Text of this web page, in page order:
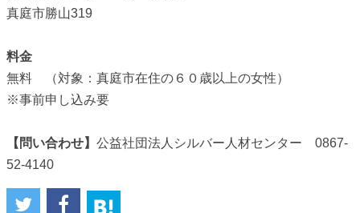
真庭市勝山319
料金
無料 （対象：真庭市在住の６０歳以上の女性）
※事前申し込み要
【問い合わせ】 公益社団法人シルバー人材センター 0867-
52-4140